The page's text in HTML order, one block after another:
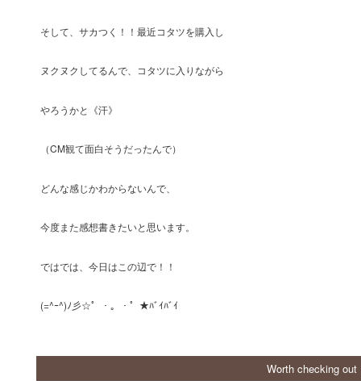
そして、サカつく！！最近コタツを購入し
ヌクヌクしてるんで、コタツに入りながら
やろうかと《汗》
（CM観て面白そうだったんで）
どんな感じかわからないんで、
今度また感想書きたいと思います。
ではでは、今日はこの辺で！！
(=^ｰ^)ﾉ彡☆゜・。・゜★ﾊﾞｲﾊﾞｲ
Worth checking out